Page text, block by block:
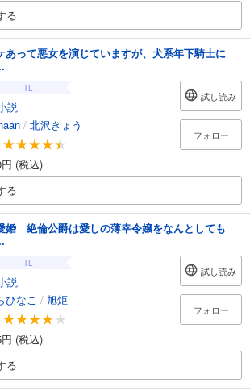
る
あって悪女を演じていますが、犬系年下騎士に
TL
説
/ 北沢きょう
(税込)
試し読み
フォロー
る
婚 絶倫公爵は愛しの薄幸令嬢をなんとしても
TL
説
ひなこ / 旭炬
(税込)
試し読み
フォロー
る